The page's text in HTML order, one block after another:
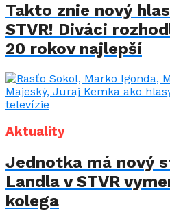
Takto znie nový
STVR! Diváci
20 rokov najlepší
Aktuality
Jednotka má nový
Landla v STVR
kolega